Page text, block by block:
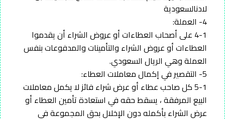
لادنالسعودية
4- العملة:
4-1 على أصحاب العطاءات أو عروض الشراء أن يقدموا
العطاءات أو عروض الشراء والتأمينات والمدفوعات بنفس
العملة وهي الريال السعودي.
5- التقصير في إكمال معاملات العطاء:
5-1 كل صاحب عطاء أو عرض شراء فائز لا يكمل معاملات
البيع المرفقة ، يسقط حقه في استعادة تأمين العطاء أو
عرض الشراء بأكمله دون الإخلال بحق المجموعة في